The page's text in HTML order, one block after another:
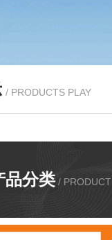
/ PRODUCTS PLAY
品分类 / PRODUCT